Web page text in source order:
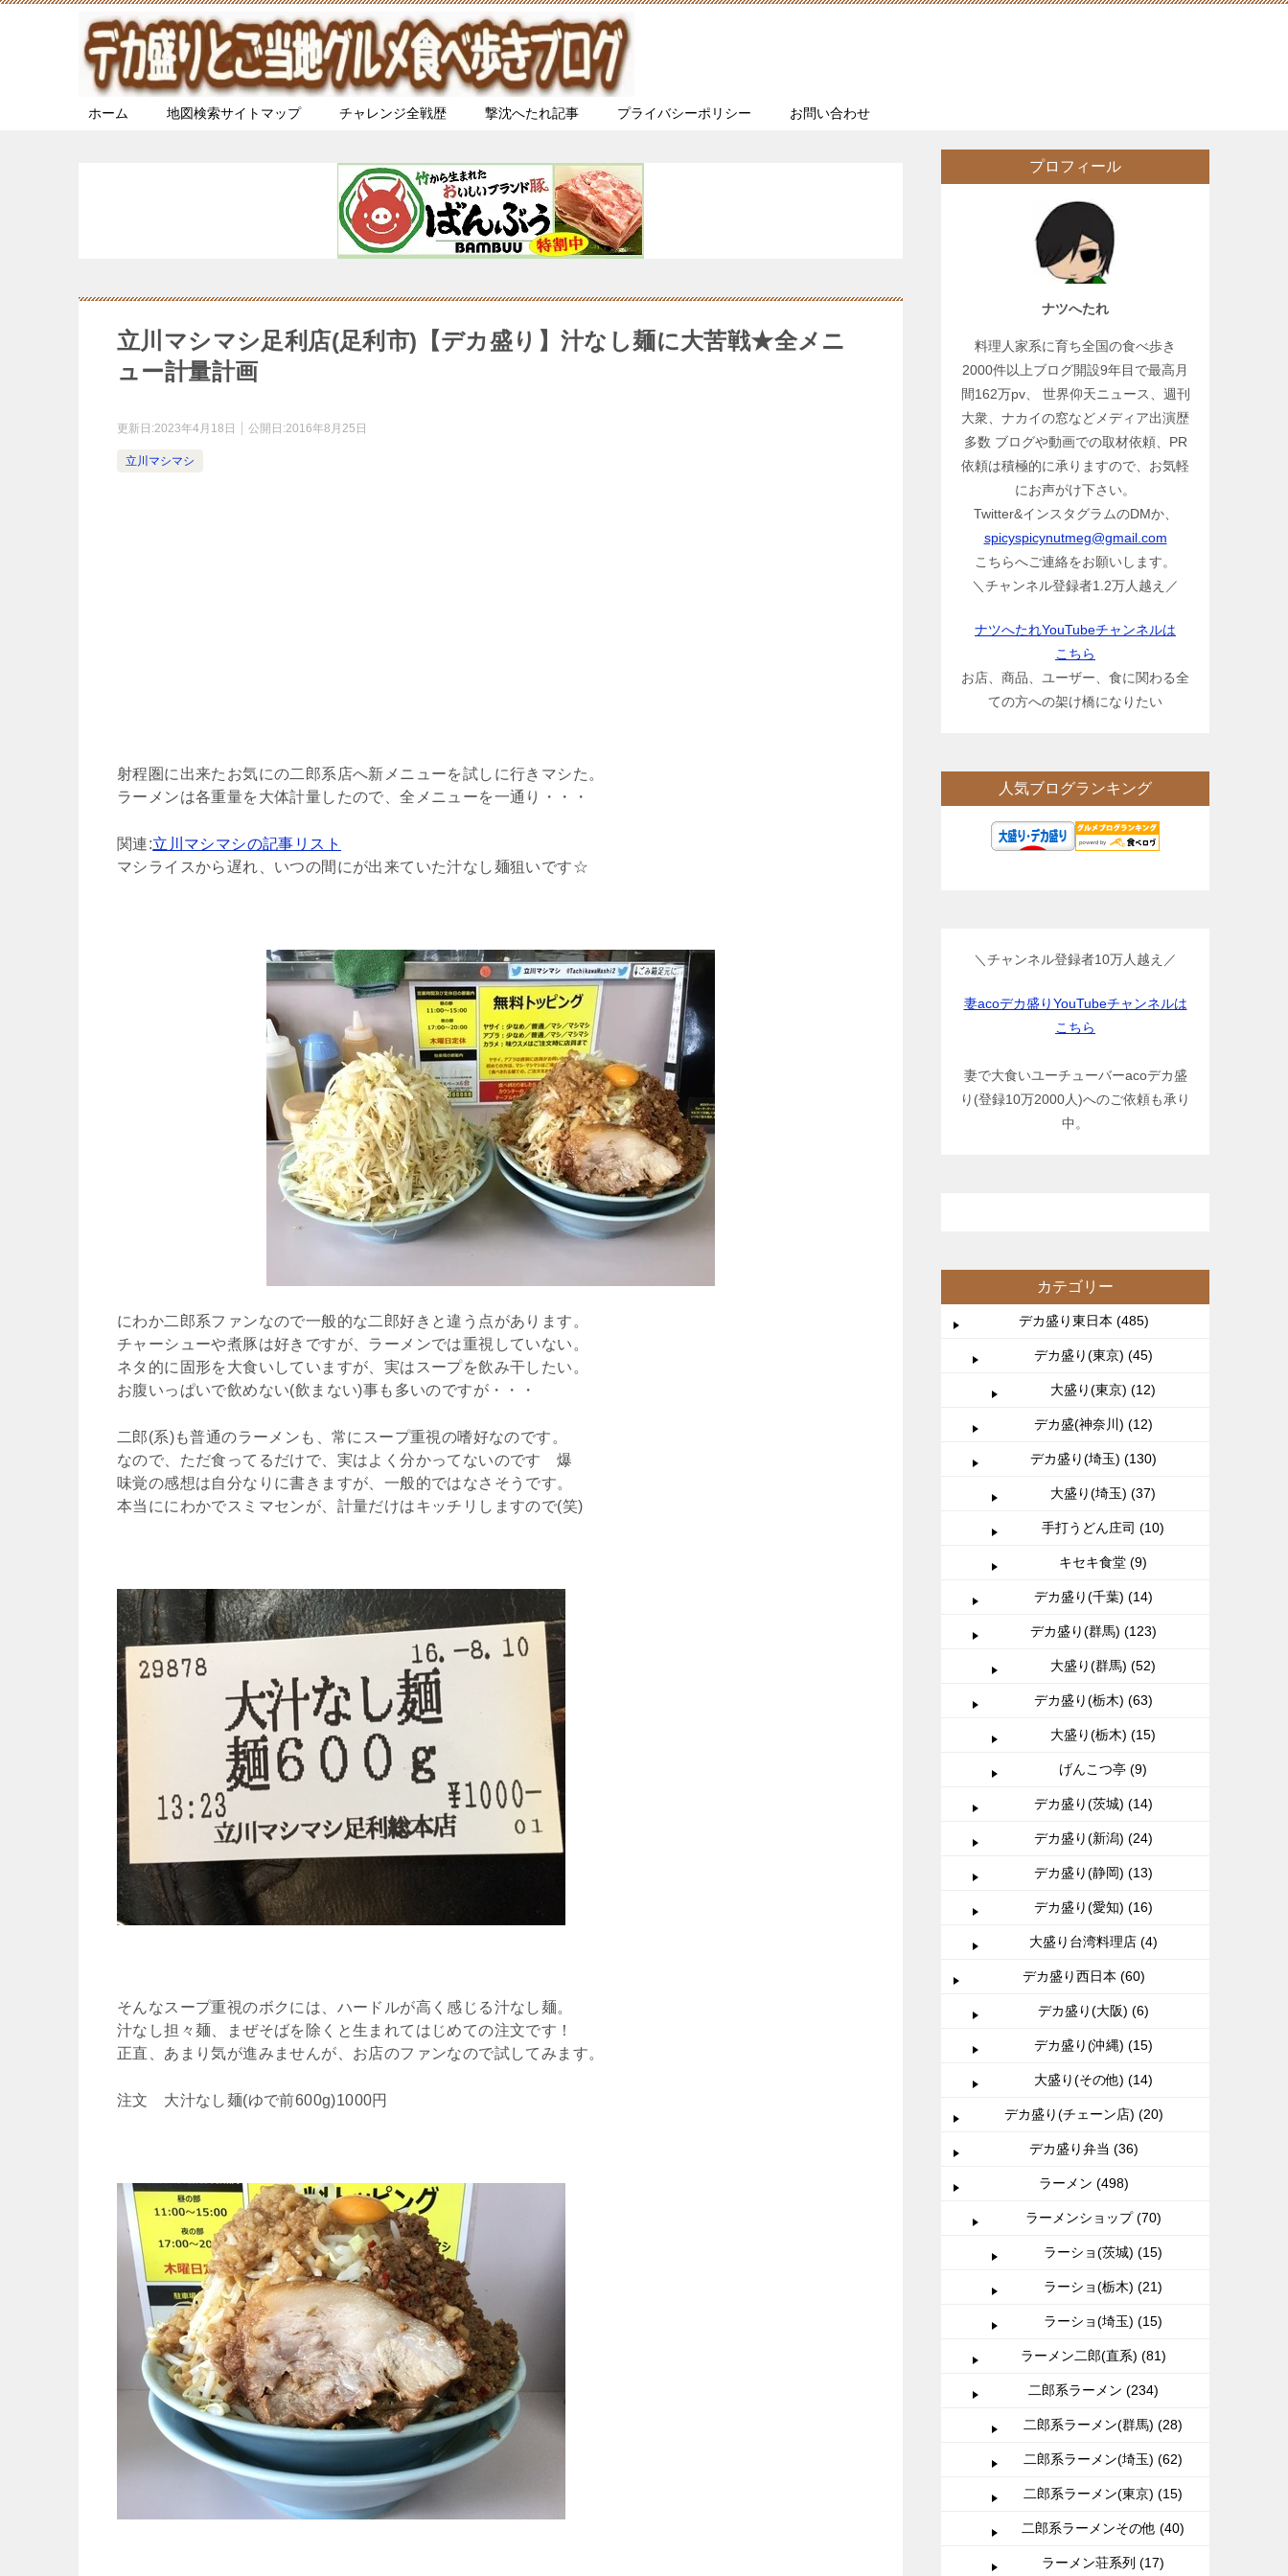
ホーム 地図検索サイトマップ チャレンジ全戦歴 撃沈へたれ記事 プライバシーポリシー お問い合わせ
立川マシマシ足利店(足利市)【デカ盛り】汁なし麺に大苦戦★全メニ
ュー計量計画
更新日:2023年4月18日 公開日:2016年8月25日
立川マシマシ
射程圏に出来たお気にの二郎系店へ新メニューを試しに行きマシた。
ラーメンは各重量を大体計量したので、全メニューを一通り・・・
関連:立川マシマシの記事リスト
マシライスから遅れ、いつの間にが出来ていた汁なし麺狙いです☆
にわか二郎系ファンなので一般的な二郎好きと違う点があります。
チャーシューや煮豚は好きですが、ラーメンでは重視していない。
ネタ的に固形を大食いしていますが、実はスープを飲み干したい。
お腹いっぱいで飲めない(飲まない)事も多いのですが・・・
二郎(系)も普通のラーメンも、常にスープ重視の嗜好なのです。
なので、ただ食ってるだけで、実はよく分かってないのです 爆
味覚の感想は自分なりに書きますが、一般的ではなさそうです。
本当ににわかでスミマセンが、計量だけはキッチリしますので(笑)
そんなスープ重視のボクには、ハードルが高く感じる汁なし麺。
汁なし担々麺、まぜそばを除くと生まれてはじめての注文です！
正直、あまり気が進みませんが、お店のファンなので試してみます。
注文 大汁なし麺(ゆで前600g)1000円
プロフィール
ナツへたれ
料理人家系に育ち全国の食べ歩き
2000件以上ブログ開設9年目で最高月
間162万pv、 世界仰天ニュース、週刊
大衆、ナカイの窓などメディア出演歴
多数 ブログや動画での取材依頼、PR
依頼は積極的に承りますので、お気軽
にお声がけ下さい。
Twitter&インスタグラムのDMか、
spicyspicynutmeg@gmail.com
こちらへご連絡をお願いします。
＼チャンネル登録者1.2万人越え／
ナツへたれYouTubeチャンネルは
こちら
お店、商品、ユーザー、食に関わる全
ての方への架け橋になりたい
人気ブログランキング
＼チャンネル登録者10万人越え／
妻acoデカ盛りYouTubeチャンネルは
こちら
妻で大食いユーチューバーacoデカ盛
り(登録10万2000人)へのご依頼も承り
中。
カテゴリー
デカ盛り東日本 (485)
デカ盛り(東京) (45)
大盛り(東京) (12)
デカ盛(神奈川) (12)
デカ盛り(埼玉) (130)
大盛り(埼玉) (37)
手打うどん庄司 (10)
キセキ食堂 (9)
デカ盛り(千葉) (14)
デカ盛り(群馬) (123)
大盛り(群馬) (52)
デカ盛り(栃木) (63)
大盛り(栃木) (15)
げんこつ亭 (9)
デカ盛り(茨城) (14)
デカ盛り(新潟) (24)
デカ盛り(静岡) (13)
デカ盛り(愛知) (16)
大盛り台湾料理店 (4)
デカ盛り西日本 (60)
デカ盛り(大阪) (6)
デカ盛り(沖縄) (15)
大盛り(その他) (14)
デカ盛り(チェーン店) (20)
デカ盛り弁当 (36)
ラーメン (498)
ラーメンショップ (70)
ラーショ(茨城) (15)
ラーショ(栃木) (21)
ラーショ(埼玉) (15)
ラーメン二郎(直系) (81)
二郎系ラーメン (234)
二郎系ラーメン(群馬) (28)
二郎系ラーメン(埼玉) (62)
二郎系ラーメン(東京) (15)
二郎系ラーメンその他 (40)
ラーメン荘系列 (17)